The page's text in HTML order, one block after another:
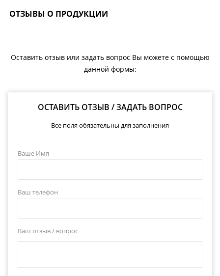
ОТЗЫВЫ О ПРОДУКЦИИ
Оставить отзыв или задать вопрос Вы можете с помощью
данной формы:
ОСТАВИТЬ ОТЗЫВ / ЗАДАТЬ ВОПРОС
Все поля обязательны для заполнения
Ваше Имя
Ваш телефон
Ваш отзыв / вопрос